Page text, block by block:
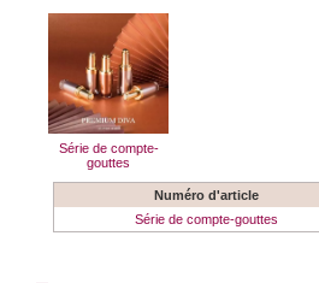
Série de compte-
gouttes
Numéro d'article
Série de compte-gouttes